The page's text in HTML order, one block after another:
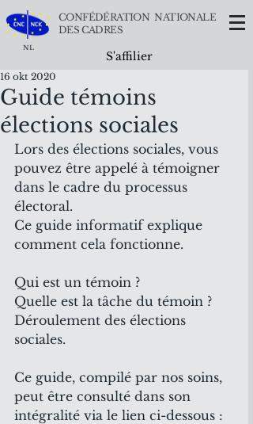
NL
CONFÉDÉRATION NATIONALE
DES CADRES
S'affilier
Guide témoins
élections sociales
16 okt 2020
Lors des élections sociales, vous
pouvez être appelé à témoigner
dans le cadre du processus
électoral.
Ce guide informatif explique
comment cela fonctionne.
Qui est un témoin ?
Quelle est la tâche du témoin ?
Déroulement des élections
sociales.
Ce guide, compilé par nos soins,
peut être consulté dans son
intégralité via le lien ci-dessous :